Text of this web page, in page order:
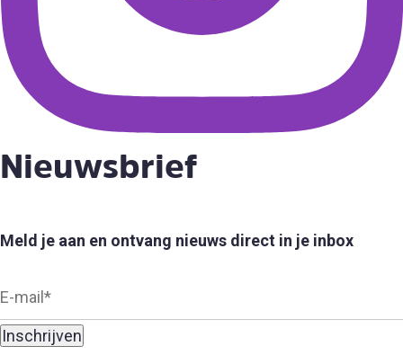
Nieuwsbrief
Meld je aan en ontvang nieuws direct in je inbox